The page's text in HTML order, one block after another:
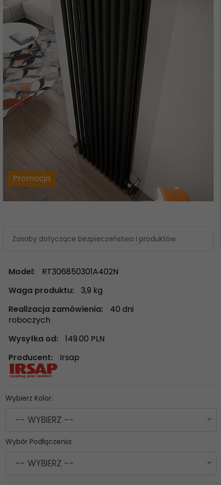
Promocja
Zasoby dotyczące bezpieczeństwa i produktów
Model:
RT306850301A402N
Waga produktu:
3,9 kg
Realizacja zamówienia:
40 dni
roboczych
Wysyłka od:
149.00 PLN
Producent:
Irsap
Wybierz Kolor:
-- WYBIERZ --
Wybór Podłączenia:
-- WYBIERZ --